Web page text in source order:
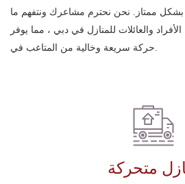
بشكل ممتاز. نحن نحترم مشاعرك ونتفهم ما
والعائلات للمنازل في دبي ، مما يوفر
متحركة